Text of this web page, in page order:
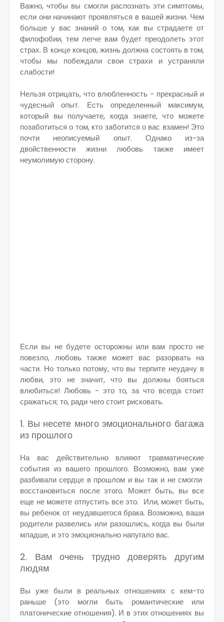
Важно, чтобы вы смогли распознать эти симптомы,
если они начинают проявляться в вашей жизни. Чем
больше у вас знаний о том, как вы страдаете от
филофобии, тем легче вам будет преодолеть этот
страх. В конце концов, жизнь должна состоять в том,
чтобы мы побеждали свои страхи и устраняли
слабости!
Нельзя отрицать, что влюбленность - прекрасный и
чудесный опыт. Есть определенный максимум,
который вы получаете, когда знаете, что можете
позаботиться о том, кто заботится о вас взамен! Это
почти неописуемый опыт. Однако из-за
двойственности жизни любовь также имеет
неумолимую сторону.
Если вы не будете осторожны или вам просто не
повезло, любовь также может вас разорвать на
части. Но только потому, что вы терпите неудачу в
любви, это не значит, что вы должны бояться
влюбиться! Любовь - это то, за что всегда стоит
сражаться; то, ради чего стоит рисковать.
1. Вы несете много эмоционального багажа
из прошлого
На вас действительно влияют травматические
события из вашего прошлого. Возможно, вам уже
разбивали сердце в прошлом и вы так и не смогли
восстановиться после этого. Может быть, вы все
еще не можете отпустить все это. Или, может быть,
вы ребенок от неудавшегося брака. Возможно, ваши
родители развелись или разошлись, когда вы были
младше, и это эмоционально напугало вас.
2. Вам очень трудно доверять другим
людям
Вы уже были в реальных отношениях с кем-то
раньше (это могли быть романтические или
платонические отношения). И в этих отношениях вы